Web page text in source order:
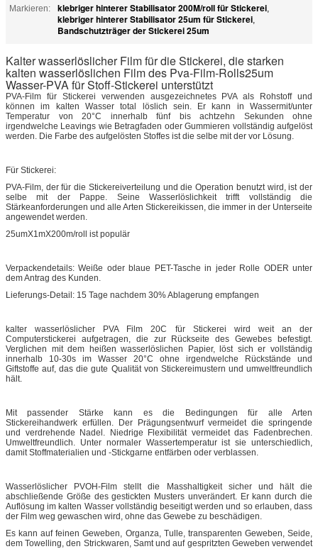
Markieren:
klebriger hinterer Stabilisator 200M/roll für Stickerei,
klebriger hinterer Stabilisator 25um für Stickerei,
Bandschutzträger der Stickerei 25um
Kalter wasserlöslicher Film für die Stickerei, die starken
kalten wasserlöslichen Film des Pva-Film-Rolls25um
Wasser-PVA für Stoff-Stickerei unterstützt
PVA-Film für Stickerei verwenden ausgezeichnetes PVA als Rohstoff und
können im kalten Wasser total löslich sein. Er kann in Wassermit/unter
Temperatur von 20°C innerhalb fünf bis achtzehn Sekunden ohne
irgendwelche Leavings wie Betragfaden oder Gummieren vollständig aufgelöst
werden. Die Farbe des aufgelösten Stoffes ist die selbe mit der vor Lösung.
Für Stickerei:
PVA-Film, der für die Stickereiverteilung und die Operation benutzt wird, ist der
selbe mit der Pappe. Seine Wasserlöslichkeit trifft vollständig die
Stärkeanforderungen und alle Arten Stickereikissen, die immer in der Unterseite
angewendet werden.
25umX1mX200m/roll ist populär
Verpackendetails: Weiße oder blaue PET-Tasche in jeder Rolle ODER unter
dem Antrag des Kunden.
Lieferungs-Detail: 15 Tage nachdem 30% Ablagerung empfangen
kalter wasserlöslicher PVA Film 20C für Stickerei wird weit an der
Computerstickerei aufgetragen, die zur Rückseite des Gewebes befestigt.
Verglichen mit dem heißen wasserlöslichen Papier, löst sich er vollständig
innerhalb 10-30s im Wasser 20°C ohne irgendwelche Rückstände und
Giftstoffe auf, das die gute Qualität von Stickereimustern und umweltfreundlich
hält.
Mit passender Stärke kann es die Bedingungen für alle Arten
Stickereihandwerk erfüllen. Der Prägungsentwurf vermeidet die springende
und verdrehende Nadel. Niedrige Flexibilität vermeidet das Fadenbrechen.
Umweltfreundlich. Unter normaler Wassertemperatur ist sie unterschiedlich,
damit Stoffmaterialien und -Stickgarne entfärben oder verblassen.
Wasserlöslicher PVOH-Film stellt die Masshaltigkeit sicher und hält die
abschließende Größe des gestickten Musters unverändert. Er kann durch die
Auflösung im kalten Wasser vollständig beseitigt werden und so erlauben, dass
der Film weg gewaschen wird, ohne das Gewebe zu beschädigen.
Es kann auf feinen Geweben, Organza, Tulle, transparenten Geweben, Seide,
dem Towelling, den Strickwaren, Samt und auf gespritzten Geweben verwendet